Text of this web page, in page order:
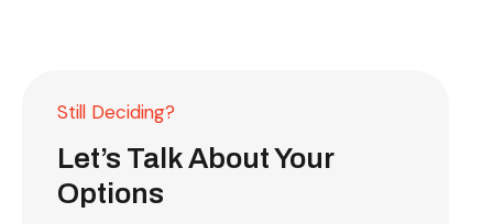
Still Deciding?
Let’s Talk About Your
Options